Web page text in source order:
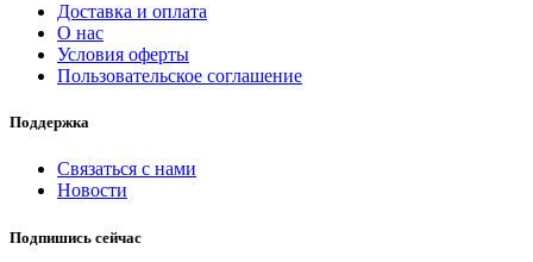
Доставка и оплата
О нас
Условия оферты
Пользовательское соглашение
Поддержка
Связаться с нами
Новости
Подпишись сейчас